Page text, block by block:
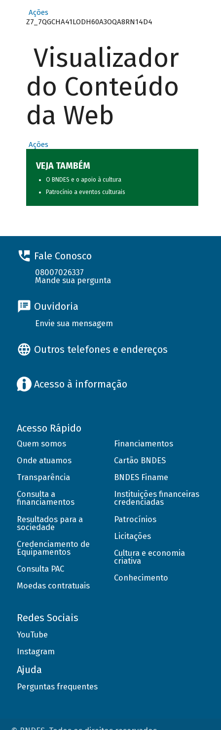
Ações
Z7_7QGCHA41LODH60A3OQA8RN14D4
Visualizador
do Conteúdo
da Web
Ações
VEJA TAMBÉM
O BNDES e o apoio à cultura
Patrocínio a eventos culturais
Fale Conosco
08007026337
Mande sua pergunta
Ouvidoria
Envie sua mensagem
Outros telefones e endereços
Acesso à informação
Acesso Rápido
Quem somos
Onde atuamos
Transparência
Consulta a
financiamentos
Resultados para a
sociedade
Credenciamento de
Equipamentos
Consulta PAC
Moedas contratuais
Financiamentos
Cartão BNDES
BNDES Finame
Instituições financeiras
credenciadas
Patrocínios
Licitações
Cultura e economia
criativa
Conhecimento
Redes Sociais
YouTube
Instagram
Ajuda
Perguntas frequentes